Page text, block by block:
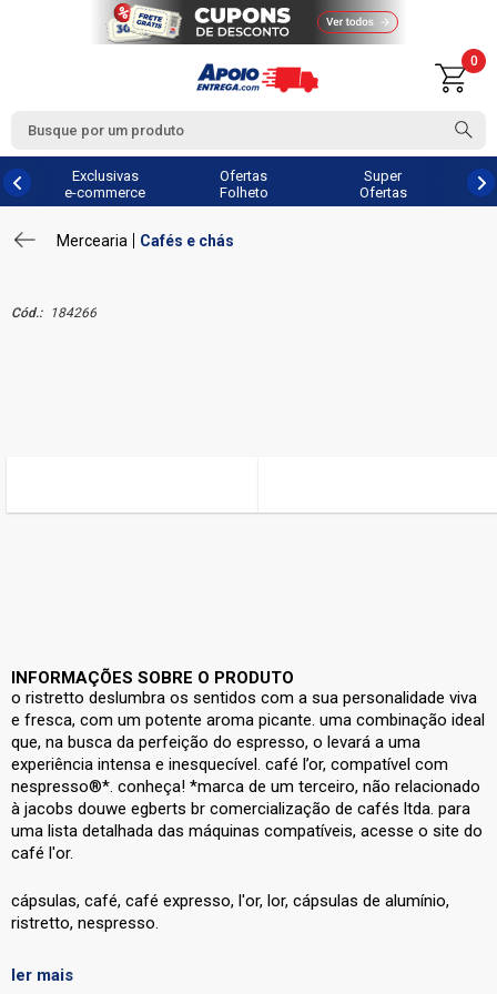
0
Exclusivas
e-commerce
Ofertas
Folheto
Super
Ofertas
Mercearia Cafés e chás
Cód.: 184266
INFORMAÇÕES SOBRE O PRODUTO
o ristretto deslumbra os sentidos com a sua personalidade viva
e fresca, com um potente aroma picante. uma combinação ideal
que, na busca da perfeição do espresso, o levará a uma
experiência intensa e inesquecível. café l’or, compatível com
nespresso®*. conheça! *marca de um terceiro, não relacionado
à jacobs douwe egberts br comercialização de cafés ltda. para
uma lista detalhada das máquinas compatíveis, acesse o site do
café l'or.
cápsulas, café, café expresso, l'or, lor, cápsulas de alumínio,
ristretto, nespresso.
produto vegano.
ler mais